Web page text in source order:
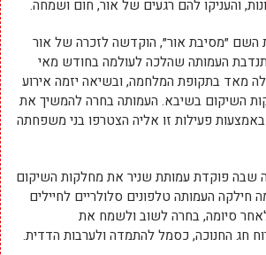
והעניקו להם רגעים של אור, חום ושמחה.
השם ״מסיבת אור״, הוקדשה לזכרה של אור
העמותה שהלכה לעולמה בחודש מאי
מאד בתקופת המלחמה, ובשיאה יזמה אירוע
השיקום בשיבא. העמותה בחרה להמשיך את
פעילות זו אליה הצטרפו בני משפחתה
שבה פוקדת עמותת שניר את מחלקות השיקום
העמותה טלפונים סלולריים לחיילים
סיומה, בחרה לשוב ולשמח את
חג החנוכה, כסמל להתמדה ולערבות הדדית.